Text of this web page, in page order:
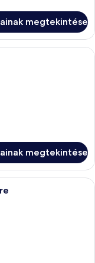
megtekintése
szállodai szoba,
megtekintése
szoba, amelyben